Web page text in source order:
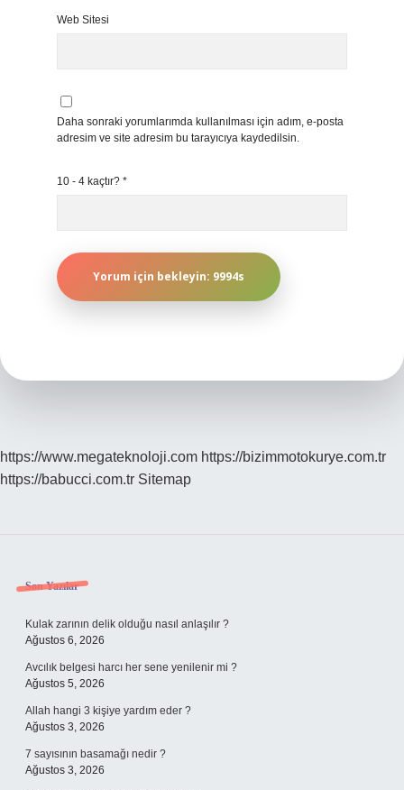
Web Sitesi
Daha sonraki yorumlarımda kullanılması için adım, e-posta
adresim ve site adresim bu tarayıcıya kaydedilsin.
10 - 4 kaçtır? *
https://www.megateknoloji.com https://bizimmotokurye.com.tr
https://babucci.com.tr Sitemap
Sidebar
Son Yazılar
Kulak zarının delik olduğu nasıl anlaşılır ?
Ağustos 6, 2026
Avcılık belgesi harcı her sene yenilenir mi ?
Ağustos 5, 2026
Allah hangi 3 kişiye yardım eder ?
Ağustos 3, 2026
7 sayısının basamağı nedir ?
Ağustos 3, 2026